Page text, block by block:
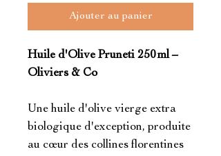
Ajouter au panier
Huile d'Olive Pruneti 250 ml –
Oliviers & Co
Une huile d'olive vierge extra
biologique d'exception, produite
au cœur des collines florentines